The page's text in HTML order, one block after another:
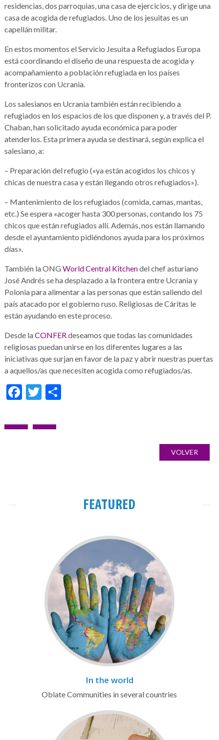
residencias, dos parroquias, una casa de ejercicios, y dirige una
casa de acogida de refugiados. Uno de los jesuitas es un
capellán militar.
En estos momentos el Servicio Jesuita a Refugiados Europa
está coordinando el diseño de una respuesta de acogida y
acompañamiento a población refugiada en los países
fronterizos con Ucrania.
Los salesianos en Ucrania también están recibiendo a
refugiados en los espacios de los que disponen y, a través del P.
Chaban, han solicitado ayuda económica para poder
atenderlos. Esta primera ayuda se destinará, según explica el
salesiano, a:
– Preparación del refugio («ya están acogidos los chicos y
chicas de nuestra casa y están llegando otros refugiados»).
– Mantenimiento de los refugiados (comida, camas, mantas,
etc.) Se espera «acoger hasta 300 personas, contando los 75
chicos que están refugiados allí. Además, nos están llamando
desde el ayuntamiento pidiéndonos ayuda para los próximos
días».
También la ONGWorld Central Kitchendel chef asturiano
José Andrés se ha desplazado a la frontera entre Ucrania y
Polonia para alimentar a las personas que están saliendo del
país atacado por el gobierno ruso. Religiosas de Cáritas le
están ayudando en este proceso.
Desde laCONFERdeseamos que todas las comunidades
religiosas puedan unirse en los diferentes lugares a las
iniciativas que surjan en favor de la paz y abrir nuestras puertas
a aquellos/as que necesiten acogida como refugiados/as.
Facebook
Twitter
Share
PostPREVIOUS
NEXT
VOLVER
FEATURED
In the world
Oblate Communities in several countries